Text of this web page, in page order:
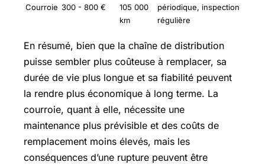
Courroie 300 - 800 €
105 000
km
périodique, inspection
régulière
En résumé, bien que la chaîne de distribution
puisse sembler plus coûteuse à remplacer, sa
durée de vie plus longue et sa fiabilité peuvent
la rendre plus économique à long terme. La
courroie, quant à elle, nécessite une
maintenance plus prévisible et des coûts de
remplacement moins élevés, mais les
conséquences d’une rupture peuvent être